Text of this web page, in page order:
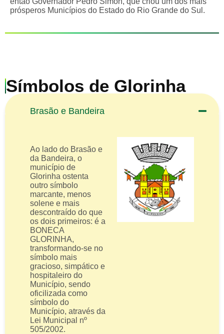
prósperos Municípios do Estado do Rio Grande do Sul.
Símbolos de Glorinha
Brasão e Bandeira
Ao lado do Brasão e
da Bandeira, o
município de
Glorinha ostenta
outro símbolo
marcante, menos
solene e mais
descontraído do que
os dois primeiros: é a
BONECA
GLORINHA,
transformando-se no
símbolo mais
gracioso, simpático e
hospitaleiro do
Município, sendo
oficilizada como
símbolo do
Município, através da
Lei Municipal nº
505/2002.